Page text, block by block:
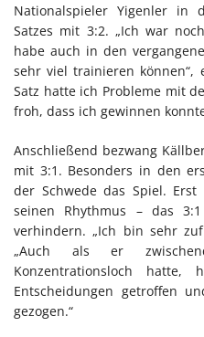
Nationalspieler Yigenler in
Satzes mit 3:2. „Ich war
habe auch in den
sehr viel trainieren können“,
Satz hatte ich Probleme mit
froh, dass ich gewinnen
Anschließend bezwang
mit 3:1. Besonders in den
der Schwede das Spiel.
seinen Rhythmus – das
verhindern. „Ich bin sehr
„Auch als er
Konzentrationsloch
Entscheidungen getroffen
gezogen.“